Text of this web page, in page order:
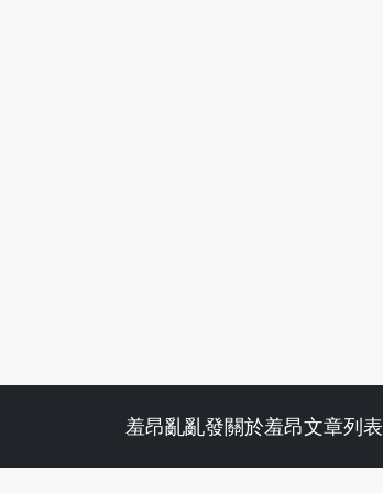
羞昂亂亂發關於羞昂文章列表